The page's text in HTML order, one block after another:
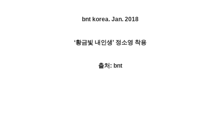
bnt korea. Jan. 2018
‘황금빛 내인생’ 정소영 착용
출처: bnt